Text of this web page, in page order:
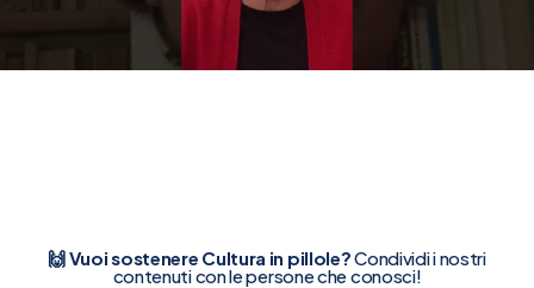
🙌 Vuoi sostenere Cultura in pillole?Condividi i nostri
contenuti con le persone che conosci!